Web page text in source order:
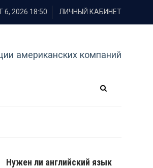
6, 2026 18:50 ЛИЧНЫЙ КАБИНЕТ
американских компаний
Нужен ли английский язык